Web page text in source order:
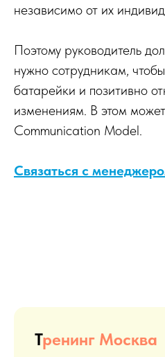
независимо от их
Поэтому руководитель
нужно сотрудникам,
батарейки и позитивно
изменениям. В этом
Communication Model.
Связаться с
Тренинг Москва